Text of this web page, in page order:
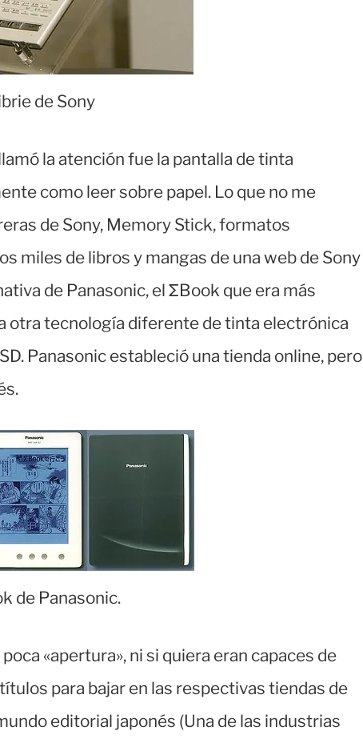
de Sony
la atención fue la pantalla de tinta
como leer sobre papel. Lo que no me
de Sony, Memory Stick, formatos
miles de libros y mangas de una web de Sony
de Panasonic, el ΣBook que era más
otra tecnología diferente de tinta electrónica
Panasonic estableció una tienda online, pero
de Panasonic.
«apertura», ni si quiera eran capaces de
para bajar en las respectivas tiendas de
editorial japonés (Una de las industrias